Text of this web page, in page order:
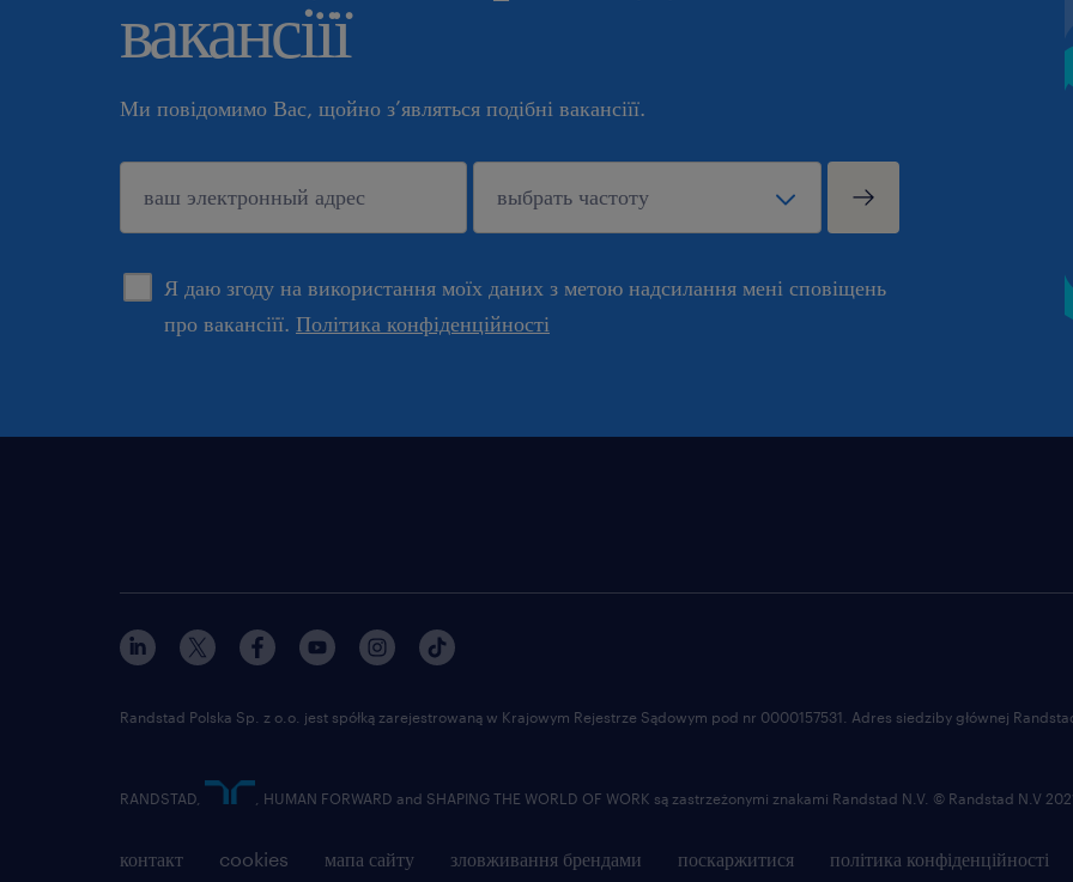
вакансіїї
Ми повідомимо Вас, щойно з’являться подібні вакансіїї.
Я даю згоду на використання моїх даних з метою надсилання мені сповіщень
про вакансіїї. Політика конфіденційності
підтверджувати
контакт cookies мапа сайту зловживання брендами поскаржитися політика конфіденційності
Randstad Polska Sp. z o.o. jest spółką zarejestrowaną w Krajowym Rejestrze Sądowym pod nr 0000157531. Adres siedziby głównej
RANDSTAD, , HUMAN FORWARD and SHAPING THE WORLD OF WORK są zastrzeżonymi znakami Randstad N.V. © Randstad N.V